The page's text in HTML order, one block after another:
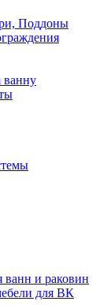
Поддоны
и раковин
для ВК